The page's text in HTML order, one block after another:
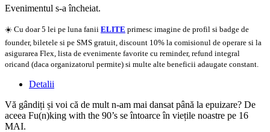
Evenimentul s-a încheiat.
☀️ Cu doar 5 lei pe luna fanii ELITE primesc imagine de profil si badge de
founder, biletele si pe SMS gratuit, discount 10% la comisionul de operare si la
asigurarea Flex, lista de evenimente favorite cu reminder, refund integral
oricand (daca organizatorul permite) si multe alte beneficii adaugate constant.
Detalii
Vă gândiți și voi că de mult n-am mai dansat până la epuizare? De
aceea Fu(n)king with the 90’s se întoarce în viețile noastre pe 16
MAI.